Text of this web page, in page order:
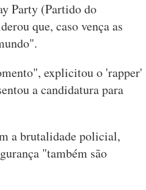
Party (Partido do
que, caso vença as
explicitou o 'rapper'
a candidatura para
a brutalidade policial,
"também são